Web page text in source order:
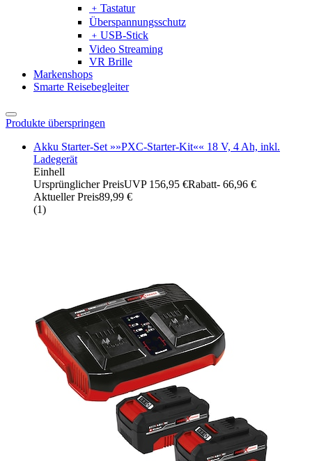
﹢ Tastatur
Überspannungsschutz
﹢ USB-Stick
Video Streaming
VR Brille
Markenshops
Smarte Reisebegleiter
Produkte überspringen
Akku Starter-Set »»PXC-Starter-Kit«« 18 V, 4 Ah, inkl.
Ladegerät
Einhell
Ursprünglicher PreisUVP 156,95 €Rabatt- 66,96 €
Aktueller Preis89,99 €
(1)